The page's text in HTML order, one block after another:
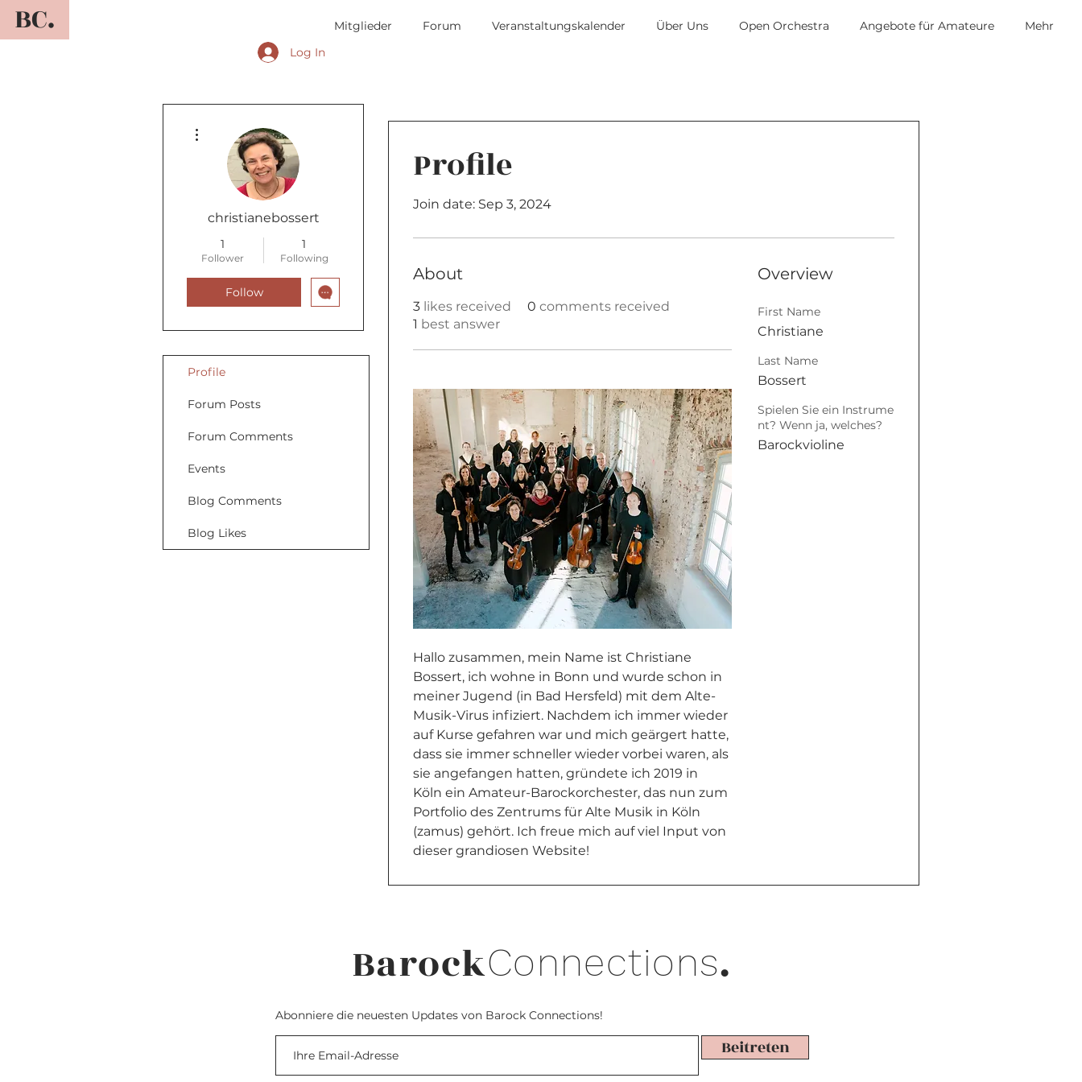
BC. Mitglieder Forum Veranstaltungskalender Über Uns Open Orchestra Angebote für Amateure
Mehr
Log In
Profile
Join date: Sep 3, 2024
About
3 likes received 0 comments received
1 best answer
Hallo zusammen, mein Name ist Christiane
Bossert, ich wohne in Bonn und wurde schon in
meiner Jugend (in Bad Hersfeld) mit dem Alte-
Musik-Virus infiziert. Nachdem ich immer wieder
auf Kurse gefahren war und mich geärgert hatte,
dass sie immer schneller wieder vorbei waren, als
sie angefangen hatten, gründete ich 2019 in
Köln ein Amateur-Barockorchester, das nun zum
Portfolio des Zentrums für Alte Musik in Köln
(zamus) gehört. Ich freue mich auf viel Input von
dieser grandiosen Website!
Overview
First Name
Christiane
Last Name
Bossert
Spielen Sie ein Instrume
nt? Wenn ja, welches?
Barockvioline
christianebossert
1
Follower
1
Following
Follow
Profile
Forum Posts
Forum Comments
Events
Blog Comments
Blog Likes
BarockConnections.
Abonniere die neuesten Updates von Barock Connections!
Beitreten